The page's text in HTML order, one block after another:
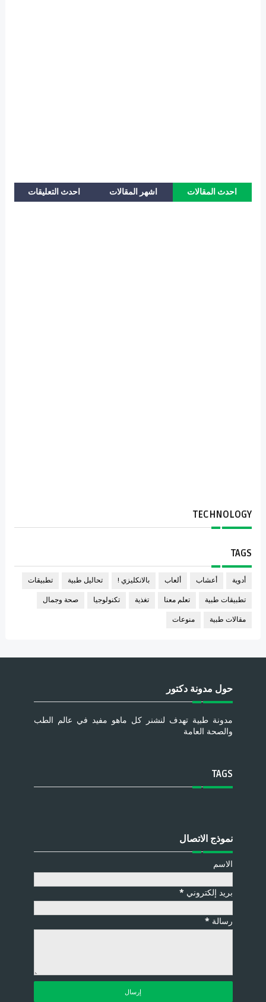
احدث المقالات اشهر المقالات احدث التعليقات
TECHNOLOGY
TAGS
أدوية أعشاب ألعاب بالانكليزي ! تحاليل طبية تطبيقات
تطبيقات طبية تعلم معنا تغذية تكنولوجيا صحة وجمال
مقالات طبية منوعات
حول مدونة دكتور
مدونة طبية تهدف لنشنر كل ماهو مفيد في عالم الطب
والصحة العامة
TAGS
نموذج الاتصال
الاسم
بريد إلكتروني *
رسالة *